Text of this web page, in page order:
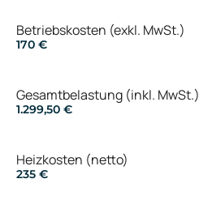
Betriebskosten (exkl. MwSt.)
170 €
Gesamtbelastung (inkl. MwSt.)
1.299,50 €
Heizkosten (netto)
235 €